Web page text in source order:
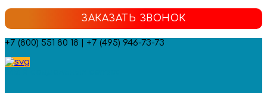
ЗАКАЗАТЬ ЗВОНОК
+7 (800) 551 80 18 | +7 (495) 946-73-73